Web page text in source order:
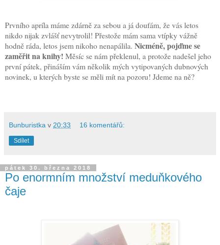
Prvního apríla máme zdárně za sebou a já doufám, že vás letos
nikdo nijak zvlášť nevytrolil! Přestože mám sama vtípky vážně
hodně ráda, letos jsem nikoho nenapálila. Nicméně, pojďme se
zaměřit na knihy! Měsíc se nám překlenul, a protože nadešel jeho
první pátek, přináším vám několik mých vytipovaných dubnových
novinek, u kterých byste se měli mít na pozoru! Jdeme na ně?
Bunburistka v 20:33 16 komentářů:
Sdílet
pátek 30. března 2018
Po enormním množství meduňkového
čaje